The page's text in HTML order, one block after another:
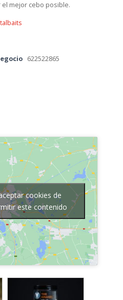
mejor cebo posible.
622522865
cookies de
este contenido